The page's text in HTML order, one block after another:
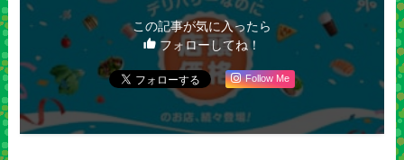
この記事が気に入ったら
フォローしてね！
Follow Me